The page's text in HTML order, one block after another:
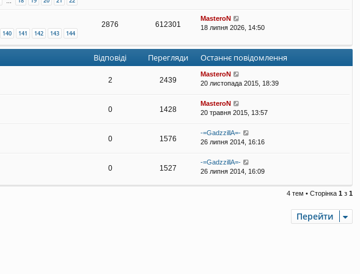
…
140 141 142 143 144
2876 612301
MasteroN
18 липня 2026, 14:50
Відповіді Перегляди Останнє повідомлення
2 2439
MasteroN
20 листопада 2015, 18:39
0 1428
MasteroN
20 травня 2015, 13:57
0 1576
-=GadzzillA=-
26 липня 2014, 16:16
0 1527
-=GadzzillA=-
26 липня 2014, 16:09
4 тем • Сторінка 1 з 1
Перейти